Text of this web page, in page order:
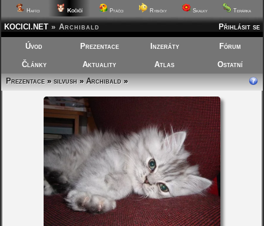
Hafíci Kočičí Ptáčci Rybičky Skalky Terárka
Přihlásit se
KOCICI.NET » Archibald
Úvod Prezentace Inzeráty Fórum
Články Aktuality Atlas
Ostatní
Prezentace»silvush»Archibald»